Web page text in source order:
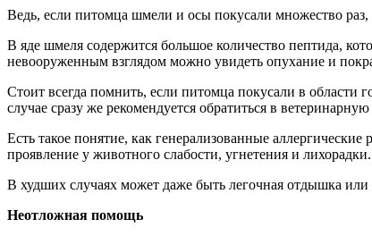
Ведь, если питомца шмели и осы покусали множество
В яде шмеля содержится большое количество пептида,
невооруженным взглядом можно увидеть опухание и
Стоит всегда помнить, если питомца покусали в области
случае сразу же рекомендуется обратиться в
Есть такое понятие, как генерализованные
проявление у животного слабости, угнетения и лихорадки.
В худших случаях может даже быть легочная отдышка или
Неотложная помощь